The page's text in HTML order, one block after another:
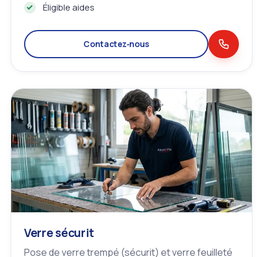
Éligible aides
Contactez‑nous
Verre sécurit
Pose de verre trempé (sécurit) et verre feuilleté